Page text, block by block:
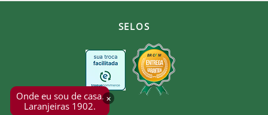
×
Onde eu sou de casa.
Laranjeiras 1902.
SELOS